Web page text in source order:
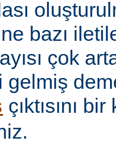
bazı
çok
gelmiş
çıktısını